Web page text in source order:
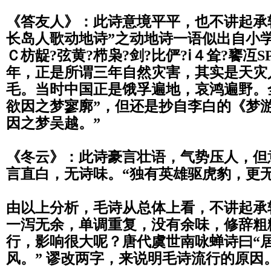
《答友人》：此诗意境平平，也不讲起
长岛人歌动地诗”之动地诗一语似出自小
Ｃ枋龊?弦黄?栉枭?剑?比俨?ⅰ４耸?饔冱
年，正是所谓三年自然灾害， 其实是天
毛。当时中国正是饿孚遍地， 哀鸿遍野
欲因之梦寥廓”，但还是抄自李白的《梦
因之梦吴越。”
《冬云》：此诗豪言壮语，气势压人，
言直白，无诗味。“独有英雄驱虎豹，更
由以上分析，毛诗从总体上看，不讲起
一泻无余，单调重复，没有余味，修辞
行， 影响很大呢？唐代虞世南咏蝉诗曰“
风。” 谬改两字，来说明毛诗流行的原因